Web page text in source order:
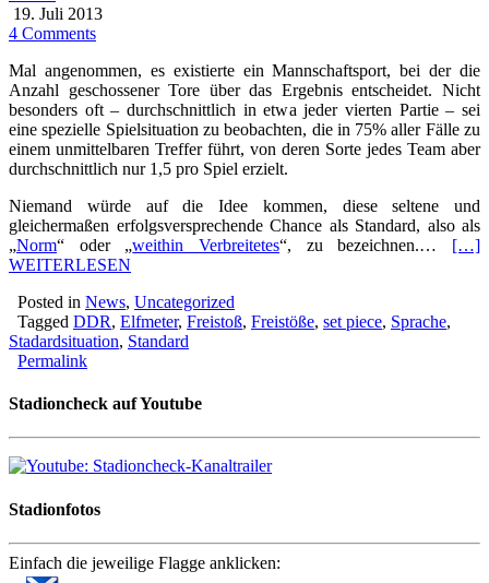
19. Juli 2013
4 Comments
Mal angenommen, es existierte ein Mannschaftsport, bei der die
Anzahl geschossener Tore über das Ergebnis entscheidet. Nicht
besonders oft – durchschnittlich in etwa jeder vierten Partie – sei
eine spezielle Spielsituation zu beobachten, die in 75% aller Fälle zu
einem unmittelbaren Treffer führt, von deren Sorte jedes Team aber
durchschnittlich nur 1,5 pro Spiel erzielt.
Niemand würde auf die Idee kommen, diese seltene und
gleichermaßen erfolgsversprechende Chance als Standard, also als
„Norm“ oder „weithin Verbreitetes“, zu bezeichnen.… […]
WEITERLESEN
Posted in News, Uncategorized
Tagged DDR, Elfmeter, Freistoß, Freistöße, set piece, Sprache,
Stadardsituation, Standard
Permalink
Stadioncheck auf Youtube
Stadionfotos
Einfach die jeweilige Flagge anklicken: